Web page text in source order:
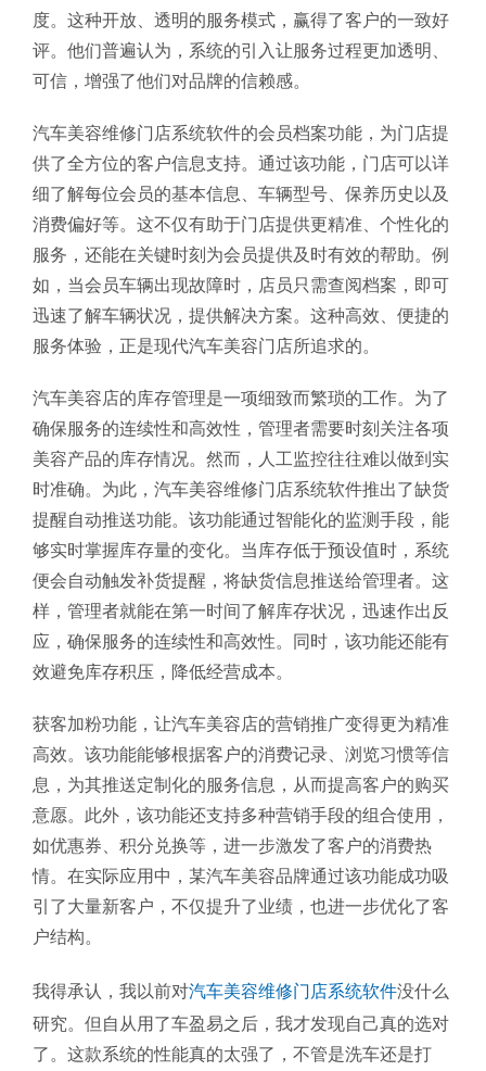
度。这种开放、透明的服务模式，赢得了客户的一致好
评。他们普遍认为，系统的引入让服务过程更加透明、
可信，增强了他们对品牌的信赖感。
汽车美容维修门店系统软件的会员档案功能，为门店提
供了全方位的客户信息支持。通过该功能，门店可以详
细了解每位会员的基本信息、车辆型号、保养历史以及
消费偏好等。这不仅有助于门店提供更精准、个性化的
服务，还能在关键时刻为会员提供及时有效的帮助。例
如，当会员车辆出现故障时，店员只需查阅档案，即可
迅速了解车辆状况，提供解决方案。这种高效、便捷的
服务体验，正是现代汽车美容门店所追求的。
汽车美容店的库存管理是一项细致而繁琐的工作。为了
确保服务的连续性和高效性，管理者需要时刻关注各项
美容产品的库存情况。然而，人工监控往往难以做到实
时准确。为此，汽车美容维修门店系统软件推出了缺货
提醒自动推送功能。该功能通过智能化的监测手段，能
够实时掌握库存量的变化。当库存低于预设值时，系统
便会自动触发补货提醒，将缺货信息推送给管理者。这
样，管理者就能在第一时间了解库存状况，迅速作出反
应，确保服务的连续性和高效性。同时，该功能还能有
效避免库存积压，降低经营成本。
获客加粉功能，让汽车美容店的营销推广变得更为精准
高效。该功能能够根据客户的消费记录、浏览习惯等信
息，为其推送定制化的服务信息，从而提高客户的购买
意愿。此外，该功能还支持多种营销手段的组合使用，
如优惠券、积分兑换等，进一步激发了客户的消费热
情。在实际应用中，某汽车美容品牌通过该功能成功吸
引了大量新客户，不仅提升了业绩，也进一步优化了客
户结构。
我得承认，我以前对汽车美容维修门店系统软件没什么
研究。但自从用了车盈易之后，我才发现自己真的选对
了。这款系统的性能真的太强了，不管是洗车还是打